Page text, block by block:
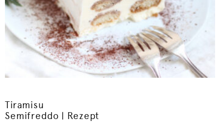
Tiramisu
Semifreddo | Rezept